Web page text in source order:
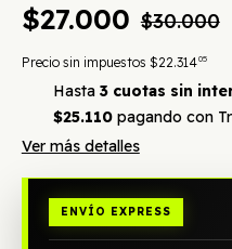
$27.000 $30.000
Precio sin impuestos $22.31405
Hasta 3 cuotas sin
$25.110pagando con
Ver más detalles
ENVÍO EXPRESS